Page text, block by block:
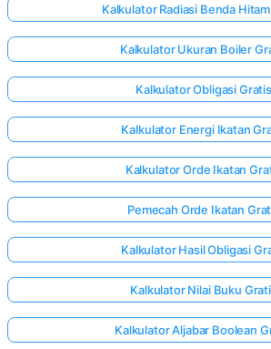
Kalkulator Radiasi Benda
Kalkulator Ukuran Boiler
Kalkulator Obligasi Gratis
Kalkulator Energi Ikatan
Kalkulator Orde Ikatan
Pemecah Orde Ikatan
Kalkulator Hasil Obligasi
Kalkulator Nilai Buku
Kalkulator Aljabar Boolean